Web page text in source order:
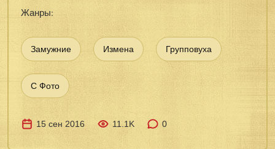
Жанры:
Замужние Измена Групповуха
С Фото
15 сен 2016 11.1K 0